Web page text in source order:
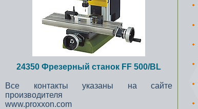
24350 Фрезерный станок FF 500/BL
Все контакты указаны на сайте
производителя
www.proxxon.com